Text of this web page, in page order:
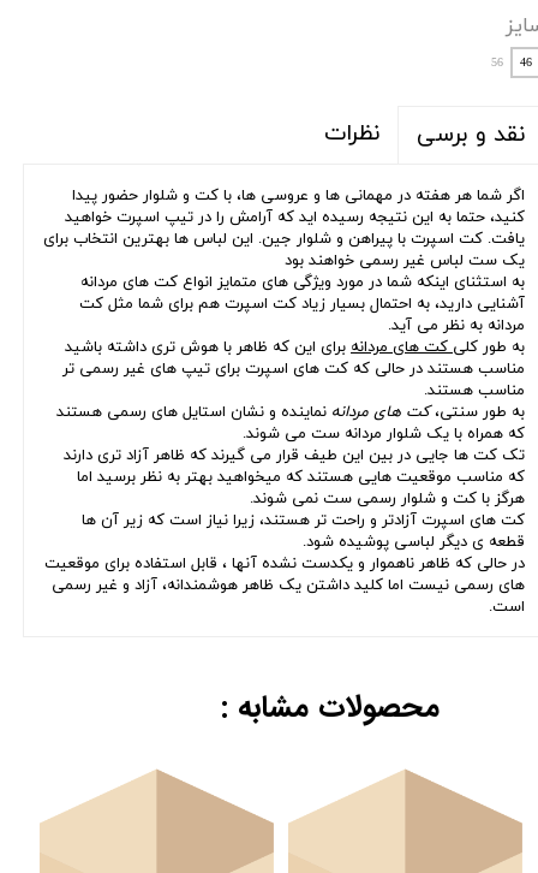
46
56
نقد و برسی نظرات
اگر شما هر هفته در مهمانی ها و عروسی ها، با کت و شلوار حضور پیدا
کنید، حتما به این نتیجه رسیده اید که آرامش را در تیپ اسپرت خواهید
یافت. کت اسپرت با پیراهن و شلوار جین. این لباس ها بهترین انتخاب برای
یک ست لباس غیر رسمی خواهند بود
به استثنای اینکه شما در مورد ویژگی های متمایز انواع کت های مردانه
آشنایی دارید، به احتمال بسیار زیاد کت اسپرت هم برای شما مثل کت
مردانه به نظر می آید.
به طور کلی کت های مردانه برای این که ظاهر با هوش تری داشته باشید
مناسب هستند در حالی که کت های اسپرت برای تیپ های غیر رسمی تر
مناسب هستند.
به طور سنتی،کت های مردانه نماینده و نشان استایل های رسمی هستند
که همراه با یک شلوار مردانه ست می شوند.
تک کت ها جایی در بین این طیف قرار می گیرند که ظاهر آزاد تری دارند
که مناسب موقعیت هایی هستند که میخواهید بهتر به نظر برسید اما
هرگز با کت و شلوار رسمی ست نمی شوند.
کت های اسپرت آزادتر و راحت تر هستند، زیرا نیاز است که زیر آن ها
قطعه ی دیگر لباسی پوشیده شود.
در حالی که ظاهر ناهموار و یکدست نشده آنها ، قابل استفاده برای موقعیت
های رسمی نیست اما کلید داشتن یک ظاهر هوشمندانه، آزاد و غیر رسمی
است.
محصولات مشابه :